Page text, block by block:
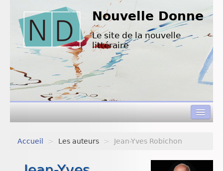
Nouvelle Donne
Le site de la nouvelle
littéraire
Appels à textes
Accueil > Les auteurs > Jean-Yves Robichon